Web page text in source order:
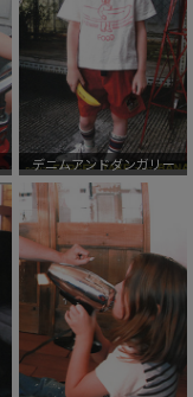
デニムアンドダンガリー